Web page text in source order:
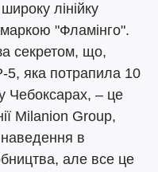
лінійку
маркою "Фламінго".
секретом, що,
5, яка потрапила 10
Чебоксарах, – це
Milanion Group,
в
але все це